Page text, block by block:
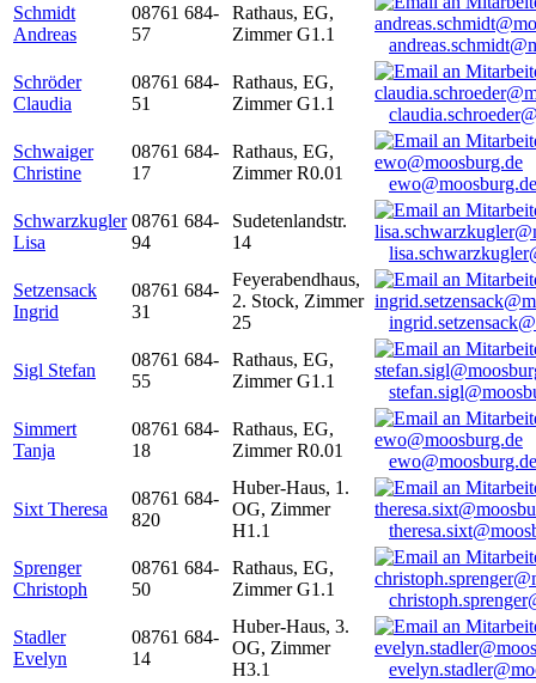
Schmidt
Andreas
08761 684-
57
Rathaus, EG,
Zimmer G1.1
Schröder
Claudia
08761 684-
51
Rathaus, EG,
Zimmer G1.1
Schwaiger
Christine
08761 684-
17
Rathaus, EG,
Zimmer R0.01
ewo@moosburg.de
Schwarzkugler
Lisa
08761 684-
94
Sudetenlandstr.
14
Setzensack
Ingrid
08761 684-
31
Feyerabendhaus,
2. Stock, Zimmer
25
Sigl Stefan
08761 684-
55
Rathaus, EG,
Zimmer G1.1
Simmert
Tanja
08761 684-
18
Rathaus, EG,
Zimmer R0.01
ewo@moosburg.de
Sixt Theresa
08761 684-
820
Huber-Haus, 1.
OG, Zimmer
H1.1
Sprenger
Christoph
08761 684-
50
Rathaus, EG,
Zimmer G1.1
Stadler
Evelyn
08761 684-
14
Huber-Haus, 3.
OG, Zimmer
H3.1